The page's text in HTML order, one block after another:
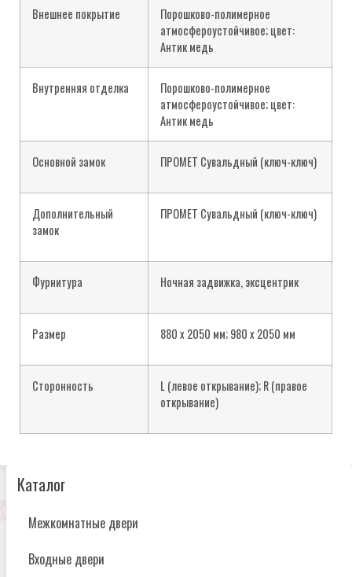
Внешнее покрытие
Порошково-полимерное
атмосфероустойчивое; цвет:
Антик медь
Внутренняя отделка
Порошково-полимерное
атмосфероустойчивое; цвет:
Антик медь
Основной замок ПРОМЕТ Сувальдный (ключ-ключ)
Дополнительный
замок
ПРОМЕТ Сувальдный (ключ-ключ)
Фурнитура Ночная задвижка, эксцентрик
Размер 880 х 2050 мм; 980 х 2050 мм
Сторонность
L (левое открывание); R (правое
открывание)
Каталог
Межкомнатные двери
Входные двери